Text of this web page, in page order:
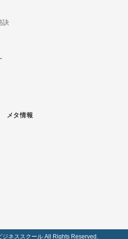
訣
メタ情報
ネススクール All Rights Reserved.